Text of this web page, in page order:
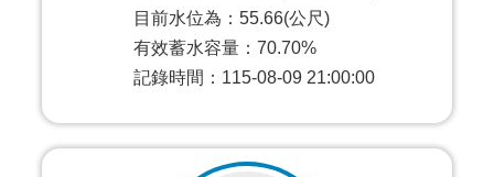
目前水位為：55.66(公尺)
有效蓄水容量：70.70%
記錄時間：115-08-09 21:00:00